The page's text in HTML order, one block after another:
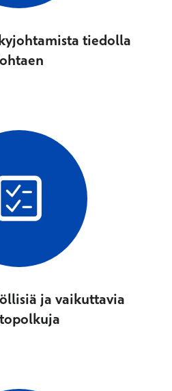
tiedolla
​ja vaikuttavia